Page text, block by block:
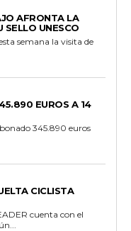
AFRONTA LA
SELLO UNESCO
semana la visita de
EUROS A 14
345.890 euros
CICLISTA
cuenta con el